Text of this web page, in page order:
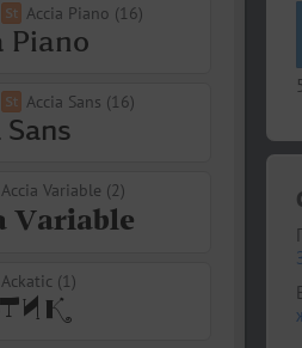
Accia Piano (16)
Accia Sans (16)
Accia Variable (2)
Ackatic (1)